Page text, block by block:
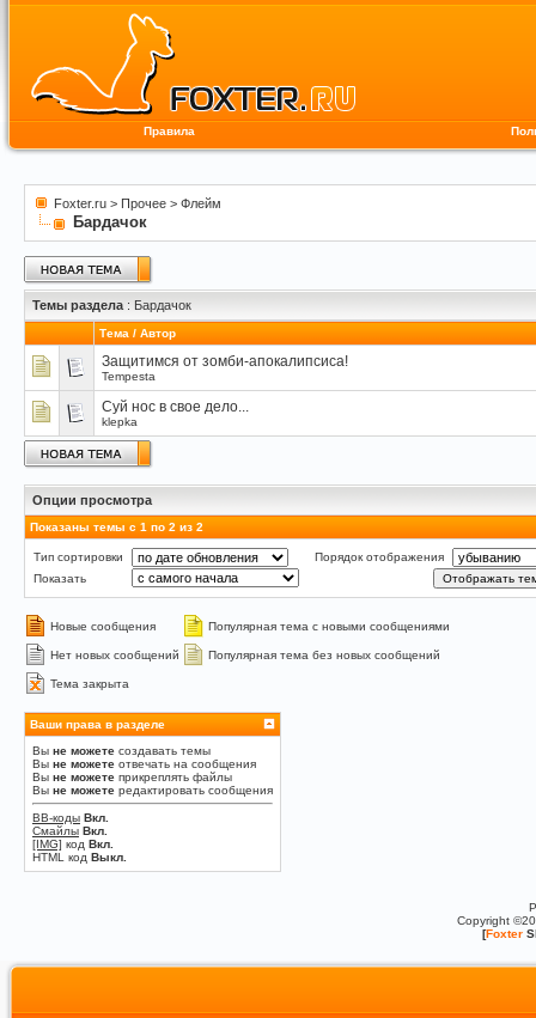
Правила
Foxter.ru > Прочее > Флейм
Бардачок
Темы раздела : Бардачок
Тема / Автор
Защитимся от зомби-апокалипсиса!
Tempesta
Суй нос в свое дело...
klepka
Опции просмотра
Показаны темы с 1 по 2 из 2
Тип сортировки
Порядок отображения
Показать
Новые сообщения Популярная тема с новыми сообщениями
Нет новых сообщений Популярная тема без новых сообщений
Тема закрыта
Ваши права в разделе
Вы не можете создавать темы
Вы не можете отвечать на сообщения
Вы не можете прикреплять файлы
Вы не можете редактировать сообщения
BB-коды Вкл.
Смайлы Вкл.
[IMG] код Вкл.
HTML код Выкл.
Copyright
[Foxter